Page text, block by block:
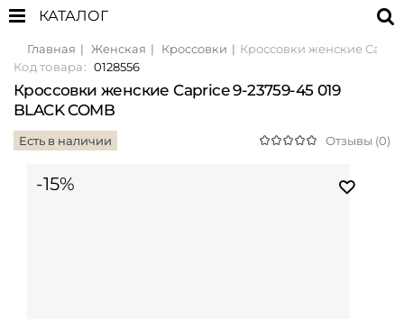
КАТАЛОГ
Главная Женская Кроссовки
Кроссовки женские
Код товара: 0128556
Кроссовки женские Caprice 9-23759-45 019
BLACK COMB
Есть в наличии Отзывы (0)
-15%